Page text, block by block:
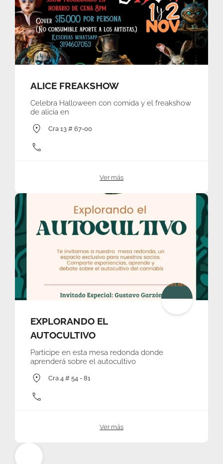
ALICE FREAKSHOW
Celebra Halloween con comida y el freakshow
de alicia en
Cra 13 # 67-00
Ver más
EXPLORANDO EL
AUTOCULTIVO
Participe en esta mesa redonda donde
aprenderá sobre el autocultivo
Cra 4 # 54 - 81
Ver más